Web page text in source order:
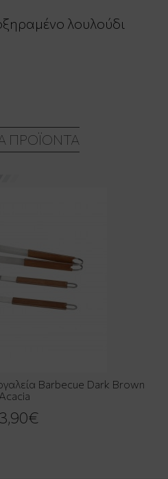
λουλούδι
ΠΡΟΪΌΝΤΑ
Barbecue Dark Brown
Acacia